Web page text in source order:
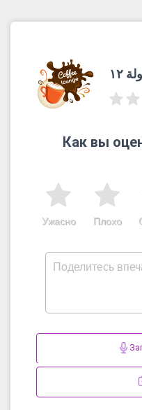
١٢
Как вы
Плохо
Ужасно